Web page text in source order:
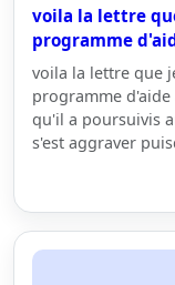
voila la lettre
programme
voila la lettre que
programme
qu'il a poursuivis
s'est aggraver